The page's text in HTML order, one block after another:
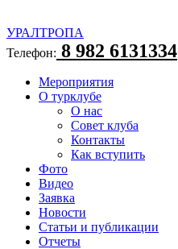
УРАЛТРОПА
Телефон: 8 982 6131334
Мероприятия
О турклубе
О нас
Совет клуба
Контакты
Как вступить
Фото
Видео
Заявка
Новости
Статьи и публикации
Отчеты